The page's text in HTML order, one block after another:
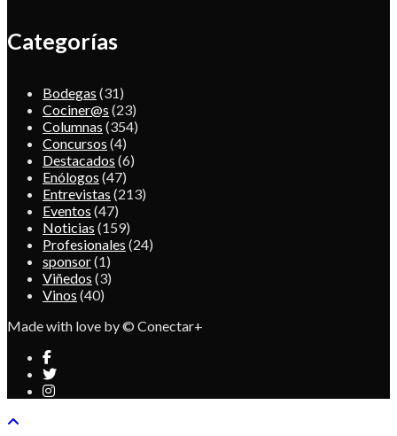
Categorías
Bodegas (31)
Cociner@s (23)
Columnas (354)
Concursos (4)
Destacados (6)
Enólogos (47)
Entrevistas (213)
Eventos (47)
Noticias (159)
Profesionales (24)
sponsor(1)
Viñedos (3)
Vinos (40)
Made with love by © Conectar+